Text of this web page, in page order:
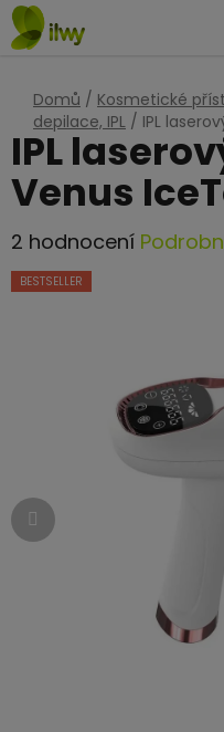
Přejít
na
Domů / Kosmetické
depilace, IPL / IPL
IPL
Venus
Průměrné
hodnocení
2 hodnocení
BESTSELLER